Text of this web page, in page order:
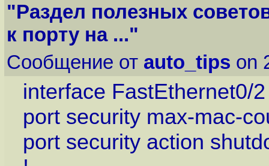
"Раздел полезных
к порту на ..."
Сообщение от auto_tips on
interface FastEthernet0/2
port security max-mac-
port security action